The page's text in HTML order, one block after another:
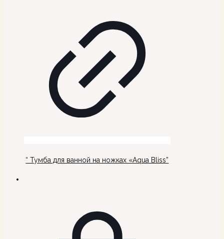
“ Тумба для ванной на ножках «Aqua Bliss”